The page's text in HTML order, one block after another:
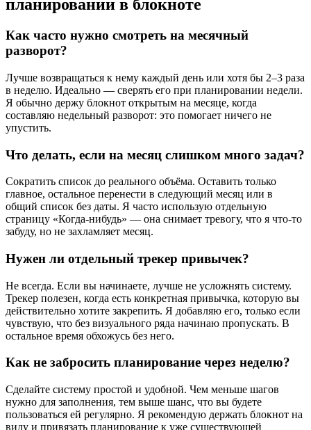
планировании в блокноте
Как часто нужно смотреть на месячный
разворот?
Лучше возвращаться к нему каждый день или хотя бы 2–3 раза
в неделю. Идеально — сверять его при планировании недели.
Я обычно держу блокнот открытым на месяце, когда
составляю недельный разворот: это помогает ничего не
упустить.
Что делать, если на месяц слишком много задач?
Сократить список до реального объёма. Оставить только
главное, остальное перенести в следующий месяц или в
общий список без даты. Я часто использую отдельную
страницу «Когда-нибудь» — она снимает тревогу, что я что-то
забуду, но не захламляет месяц.
Нужен ли отдельный трекер привычек?
Не всегда. Если вы начинаете, лучше не усложнять систему.
Трекер полезен, когда есть конкретная привычка, которую вы
действительно хотите закрепить. Я добавляю его, только если
чувствую, что без визуального ряда начинаю пропускать. В
остальное время обхожусь без него.
Как не забросить планирование через неделю?
Сделайте систему простой и удобной. Чем меньше шагов
нужно для заполнения, тем выше шанс, что вы будете
пользоваться ей регулярно. Я рекомендую держать блокнот на
виду и привязать планирование к уже существующей